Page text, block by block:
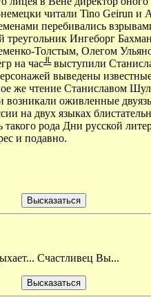
читали Tino Geirun
перебивались
Ингеборг
Толстым, Олегом
на час╩ выступили
выведены
же чтение Станиславом
оживленные
на двух языках
рода Дни русской
и подавно.
Счастливец Вы...